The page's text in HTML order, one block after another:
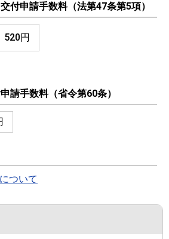
付申請手数料（法第47条第5項）
520円
請手数料（省令第60条）
ついて